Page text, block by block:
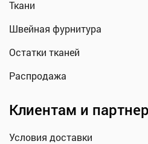
Ткани
Швейная фурнитура
Остатки тканей
Распродажа
Клиентам и
Условия доставки